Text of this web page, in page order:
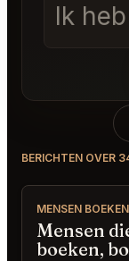
Ik
BERICHTEN OVER
MENSEN
Mensen
boeken,